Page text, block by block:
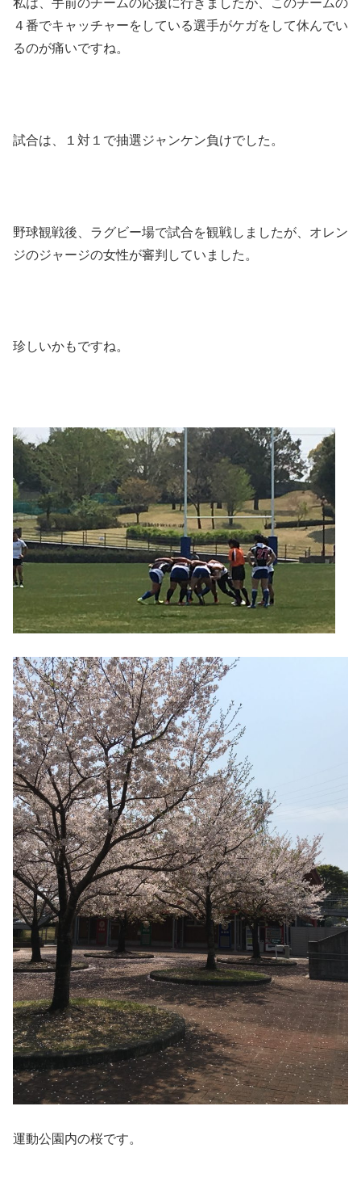
私は、手前のチームの応援に行きましたが、このチームの
４番でキャッチャーをしている選手がケガをして休んでい
るのが痛いですね。
試合は、１対１で抽選ジャンケン負けでした。
野球観戦後、ラグビー場で試合を観戦しましたが、オレン
ジのジャージの女性が審判していました。
珍しいかもですね。
運動公園内の桜です。